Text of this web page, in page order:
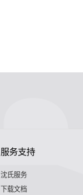
服务支持
沈氏服务
下载文档